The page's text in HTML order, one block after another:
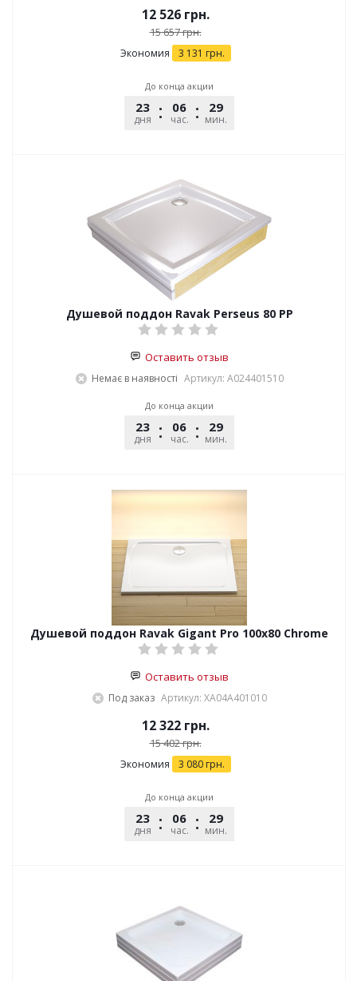
12 526грн.
15 657грн.
Экономия 3 131 грн.
До конца акции
23
дня
06
час.
29
мин.
Душевой поддон Ravak Perseus 80 PP
Оставить отзыв
Немає в наявності Артикул: A024401510
До конца акции
23
дня
06
час.
29
мин.
Душевой поддон Ravak Gigant Pro 100x80 Chrome
Оставить отзыв
Под заказ Артикул: XA04A401010
12 322грн.
15 402грн.
Экономия 3 080грн.
До конца акции
23
дня
06
час.
29
мин.